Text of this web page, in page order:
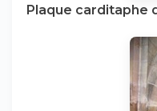
Plaque carditaphe